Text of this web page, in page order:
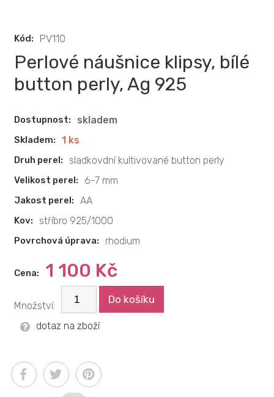
Kód: PV110
Perlové náušnice klipsy, bílé
button perly, Ag 925
Dostupnost: skladem
Skladem: 1 ks
Druh perel: sladkovdní kultivované button perly
Velikost perel: 6-7 mm
Jakost perel: AA
Kov: stříbro 925/1000
Povrchová úprava: rhodium
Cena: 1 100 Kč
Množství: Do košíku
dotaz na zboží